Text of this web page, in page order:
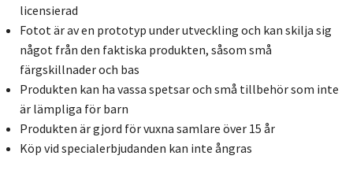
licensierad
Fotot är av en prototyp under utveckling och kan skilja sig
något från den faktiska produkten, såsom små
färgskillnader och bas
Produkten kan ha vassa spetsar och små tillbehör som inte
är lämpliga för barn
Produkten är gjord för vuxna samlare över 15 år
Köp vid specialerbjudanden kan inte ångras